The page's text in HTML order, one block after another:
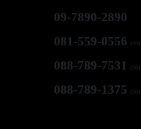
09-7890-2890
081-559-0556 (44)
088-789-7531 (56)
088-789-1375 (56)